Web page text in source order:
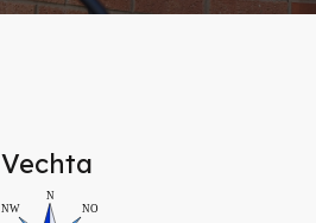
Vechta